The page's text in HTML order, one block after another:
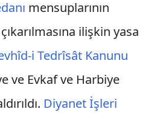
mensuplarının
ilişkin yasa
i Tedrîsât Kanunu
ve Evkaf ve Harbiye
Diyanet İşleri